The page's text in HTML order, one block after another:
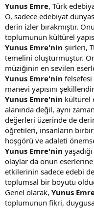
Yunus Emre, Türk
O, sadece edebiyat
derin izler bırakmıştır.
toplumunun kültürel
Yunus Emre'nin şiirleri,
temelini oluşturmuştur.
müziğinin en sevilen
Yunus Emre'nin
manevi yapısını
Yunus Emre'nin kültürel
alanında değil, aynı
değerleri üzerinde de
öğretileri, insanların
hoşgörü ve adaleti
Yunus Emre'nin
olaylar da onun eserlerine
etkilerinin sadece edebi
toplumsal bir boyutu
Genel olarak, Yunus
toplumunun fikri,